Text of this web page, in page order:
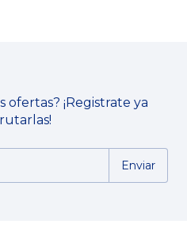
¡Registrate ya